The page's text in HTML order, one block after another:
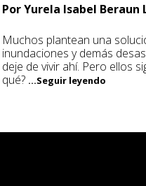
Por Yurela Isabel Beraun
Muchos plantean una
inundaciones y demás
deje de vivir ahí. Pero ellos
qué? ...Seguir leyendo